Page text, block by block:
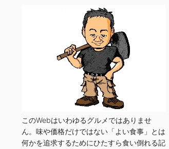
このWebはいわゆるグルメではありませ
ん。味や価格だけではない「よい食事」とは
何かを追求するためにひたすら食い倒れる記